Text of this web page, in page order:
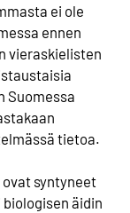
ei ole
ennen
vieraskielisten
Suomessa
tietoa.
syntyneet
äidin